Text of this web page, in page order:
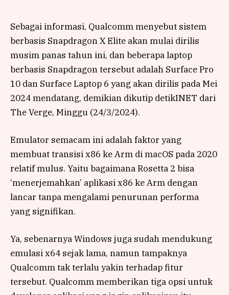
Sebagai informasi, Qualcomm menyebut sistem
berbasis Snapdragon X Elite akan mulai dirilis
musim panas tahun ini, dan beberapa laptop
berbasis Snapdragon tersebut adalah Surface Pro
10 dan Surface Laptop 6 yang akan dirilis pada Mei
2024 mendatang, demikian dikutip detikINET dari
The Verge, Minggu (24/3/2024).
Emulator semacam ini adalah faktor yang
membuat transisi x86 ke Arm di macOS pada 2020
relatif mulus. Yaitu bagaimana Rosetta 2 bisa
‘menerjemahkan’ aplikasi x86 ke Arm dengan
lancar tanpa mengalami penurunan performa
yang signifikan.
Ya, sebenarnya Windows juga sudah mendukung
emulasi x64 sejak lama, namun tampaknya
Qualcomm tak terlalu yakin terhadap fitur
tersebut. Qualcomm memberikan tiga opsi untuk